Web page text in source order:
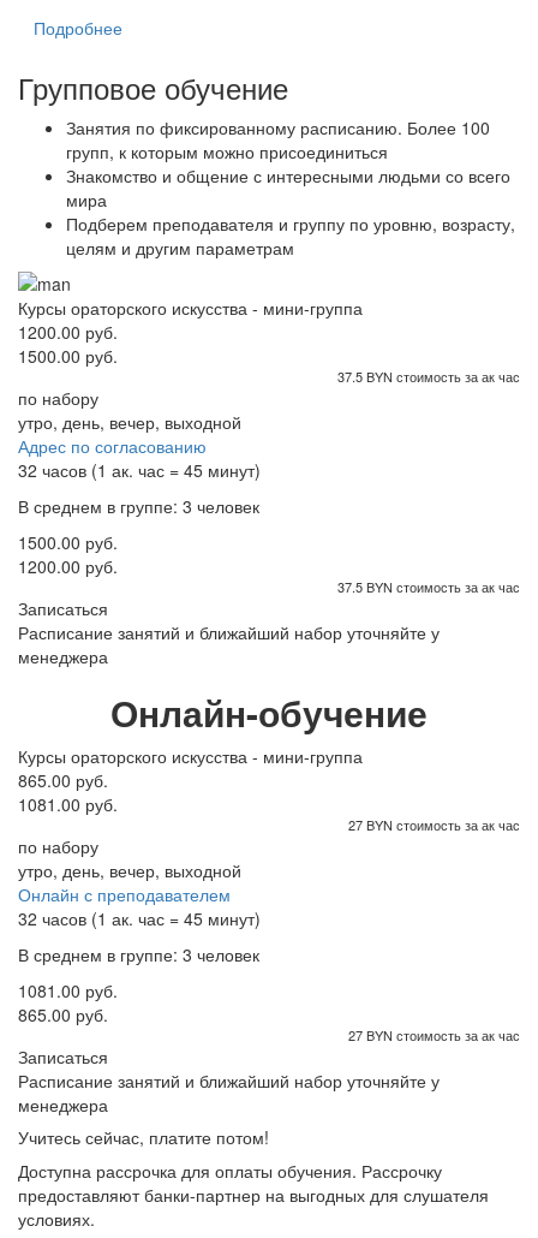
Подробнее
Групповое обучение
Занятия по фиксированному расписанию. Более 100
групп, к которым можно присоединиться
Знакомство и общение с интересными людьми со всего
мира
Подберем преподавателя и группу по уровню, возрасту,
целям и другим параметрам
Курсы ораторского искусства - мини-группа
1200.00 руб.
1500.00 руб.
37.5 BYN стоимость за ак час
по набору
утро, день, вечер, выходной
Адрес по согласованию
32 часов (1 ак. час = 45 минут)
В среднем в группе: 3 человек
1500.00 руб.
1200.00 руб.
37.5 BYN стоимость за ак час
Записаться
Расписание занятий и ближайший набор уточняйте у
менеджера
Онлайн-обучение
Курсы ораторского искусства - мини-группа
865.00 руб.
1081.00 руб.
27 BYN стоимость за ак час
по набору
утро, день, вечер, выходной
Онлайн с преподавателем
32 часов (1 ак. час = 45 минут)
В среднем в группе: 3 человек
1081.00 руб.
865.00 руб.
27 BYN стоимость за ак час
Записаться
Расписание занятий и ближайший набор уточняйте у
менеджера
Учитесь сейчас, платите потом!
Доступна рассрочка для оплаты обучения. Рассрочку
предоставляют банки-партнер на выгодных для слушателя
условиях.